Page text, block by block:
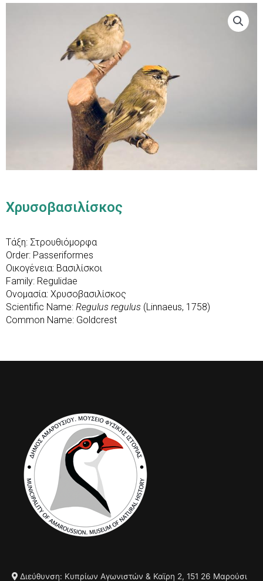
Χρυσοβασιλίσκος
Τάξη: Στρουθιόμορφα
Order: Passeriformes
Οικογένεια: Βασιλίσκοι
Family: Regulidae
Ονομασία: Χρυσοβασιλίσκος
Scientific Name: Regulus regulus (Linnaeus, 1758)
Common Name: Goldcrest
Διεύθυνση: Κυπρίων Αγωνιστών & Καϊρη 2, 151 26 Μαρούσι